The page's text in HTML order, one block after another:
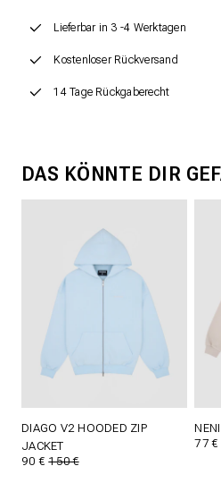
Lieferbar in 3 -4 Werktagen
Kostenloser Rückversand
14 Tage Rückgaberecht
DAS KÖNNTE DIR
DIAGO V2 HOODED ZIP
JACKET
90 €150 €
77 €